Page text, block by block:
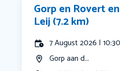
Gorp en Rovert
Leij (7.2 km)
7 August 2026 | 10:30
Gorp aan d...